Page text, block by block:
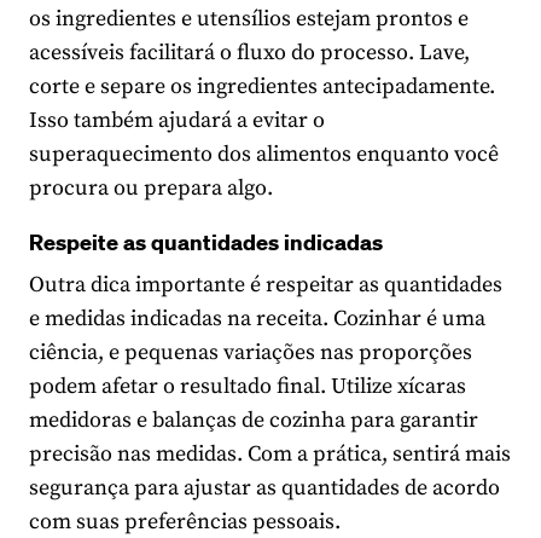
os ingredientes e utensílios estejam prontos e
acessíveis facilitará o fluxo do processo. Lave,
corte e separe os ingredientes antecipadamente.
Isso também ajudará a evitar o
superaquecimento dos alimentos enquanto você
procura ou prepara algo.
Respeite as quantidades indicadas
Outra dica importante é respeitar as quantidades
e medidas indicadas na receita. Cozinhar é uma
ciência, e pequenas variações nas proporções
podem afetar o resultado final. Utilize xícaras
medidoras e balanças de cozinha para garantir
precisão nas medidas. Com a prática, sentirá mais
segurança para ajustar as quantidades de acordo
com suas preferências pessoais.